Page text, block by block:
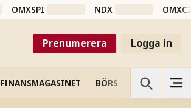
OMXSPI NDX
Prenumerera Logga in
FINANSMAGASINET BÖRS VETENSKAP